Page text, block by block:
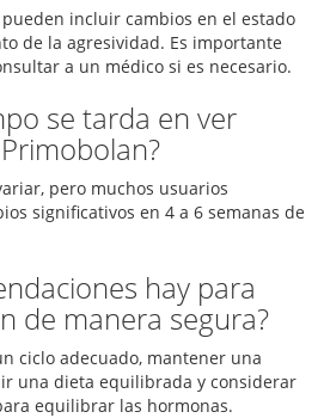
incluir cambios en el estado
de la agresividad. Es importante
a un médico si es necesario.
se tarda en ver
pero muchos usuarios
significativos en 4 a 6 semanas de
hay para
de manera segura?
ciclo adecuado, mantener una
una dieta equilibrada y considerar
equilibrar las hormonas.